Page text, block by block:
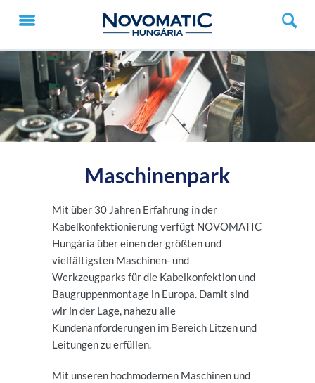
Maschinenpark
Mit über 30 Jahren Erfahrung in der
Kabelkonfektionierung verfügt NOVOMATIC
Hungária über einen der größten und
vielfältigsten Maschinen- und
Werkzeugparks für die Kabelkonfektion und
Baugruppenmontage in Europa. Damit sind
wir in der Lage, nahezu alle
Kundenanforderungen im Bereich Litzen und
Leitungen zu erfüllen.
Mit unseren hochmodernen Maschinen und